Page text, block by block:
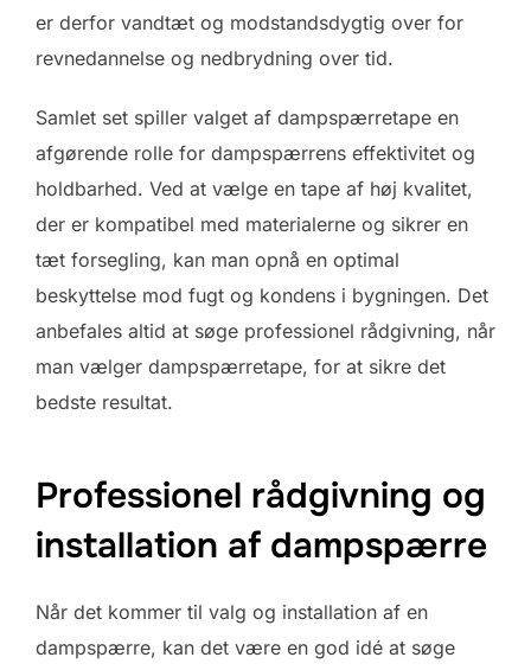
er derfor vandtæt og modstandsdygtig over for
revnedannelse og nedbrydning over tid.
Samlet set spiller valget af dampspærretape en
afgørende rolle for dampspærrens effektivitet og
holdbarhed. Ved at vælge en tape af høj kvalitet,
der er kompatibel med materialerne og sikrer en
tæt forsegling, kan man opnå en optimal
beskyttelse mod fugt og kondens i bygningen. Det
anbefales altid at søge professionel rådgivning, når
man vælger dampspærretape, for at sikre det
bedste resultat.
Professionel rådgivning og
installation af dampspærre
Når det kommer til valg og installation af en
dampspærre, kan det være en god idé at søge